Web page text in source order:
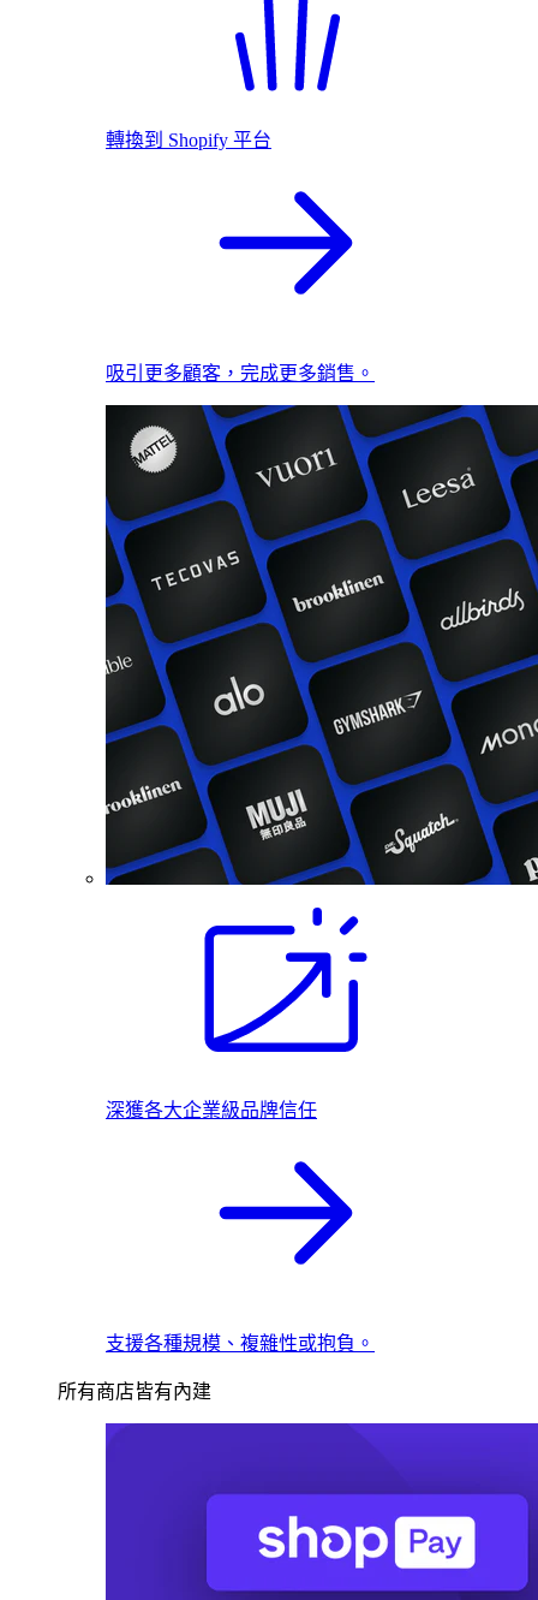
轉換到 Shopify 平台
吸引更多顧客，完成更多銷售。
深獲各大企業級品牌信任
支援各種規模、複雜性或抱負。
所有商店皆有內建